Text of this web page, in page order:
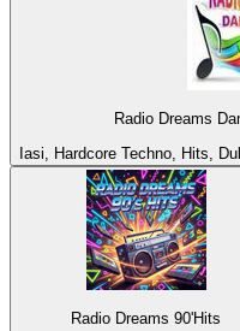
Radio Dreams
Iasi, Hardcore Techno, Hits,
Radio Dreams 90'Hits